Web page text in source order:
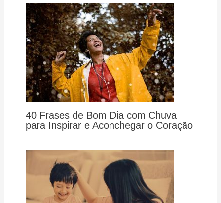
40 Frases de Bom Dia com Chuva
para Inspirar e Aconchegar o Coração